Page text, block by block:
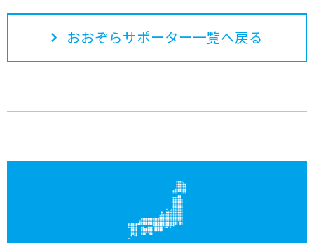
おおぞらサポーター一覧へ戻る